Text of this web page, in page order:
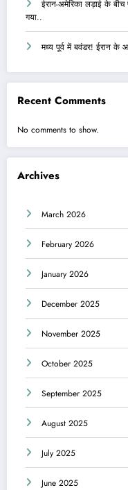
ईरान-अमेरिका लड़ाई के बीच
गया..
मध्य पूर्व में बवंडर! ईरान
Recent Comments
No comments to show.
Archives
March 2026
February 2026
January 2026
December 2025
November 2025
October 2025
September 2025
August 2025
July 2025
June 2025